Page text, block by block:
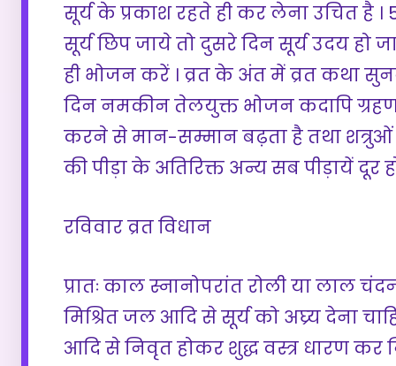
सूर्य के प्रकाश रहते ही कर लेना उचित है ।
सूर्य छिप जाये तो दुसरे दिन सूर्य उदय हो
ही भोजन करें । व्रत के अंत में व्रत कथा
दिन नमकीन तेलयुक्त भोजन कदापि
करने से मान-सम्मान बढ़ता है तथा शत्रुओं
की पीड़ा के अतिरिक्त अन्य सब पीड़ायें दूर
रविवार व्रत विधान
प्रातः काल स्नानोपरांत रोली या लाल
मिश्रित जल आदि से सूर्य को अघ्र्य देना
आदि से निवृत होकर शुद्ध वस्त्र धारण कर